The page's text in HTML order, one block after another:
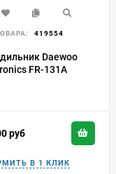
419554
Daewoo
FR-131A
руб